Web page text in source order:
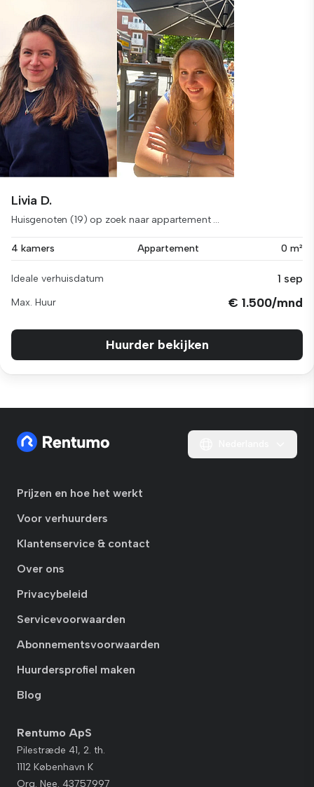
Livia D.
Huisgenoten (19) op zoek naar appartement ...
4 kamers Appartement 0 m²
Ideale verhuisdatum 1 sep
Max. Huur € 1.500/mnd
Huurder bekijken
Prijzen en hoe het werkt
Voor verhuurders
Klantenservice & contact
Over ons
Privacybeleid
Servicevoorwaarden
Abonnementsvoorwaarden
Huurdersprofiel maken
Blog
Rentumo ApS
Pilestræde 41, 2. th.
1112 København K
Org. Nee. 43757997